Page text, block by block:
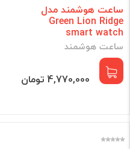
ساعت هوشمند مدل
Green Lion Ridge
smart watch
ساعت هوشمند
4,770,000 تومان